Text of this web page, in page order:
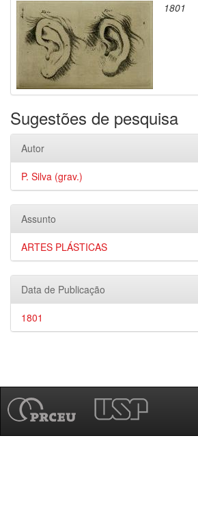
1801
Sugestões de pesquisa
Autor
P. Silva (grav.)
Assunto
ARTES PLÁSTICAS
Data de Publicação
1801